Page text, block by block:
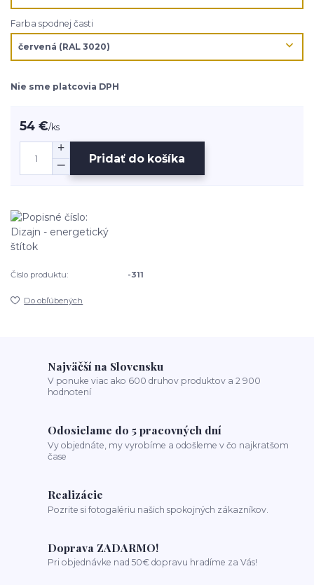
Farba spodnej časti
Nie sme platcovia DPH
54 €/ks
Pridať do košíka
Číslo produktu: -311
Do obľúbených
Najväčší na Slovensku
V ponuke viac ako 600 druhov produktov a 2 900
hodnotení
Odosielame do 5 pracovných dní
Vy objednáte, my vyrobíme a odošleme v čo najkratšom
čase
Realizácie
Pozrite si fotogalériu našich spokojných zákazníkov.
Doprava ZADARMO!
Pri objednávke nad 50€ dopravu hradíme za Vás!